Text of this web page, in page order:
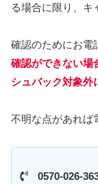
る場合に限り、キ
確認のためにお電
確認ができない場
シュバック対象外
不明な点があれば
0570-026-